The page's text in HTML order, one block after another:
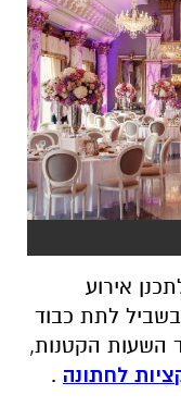
אירוע
לתת כבוד
השעות הקטנות,
לחתונה .